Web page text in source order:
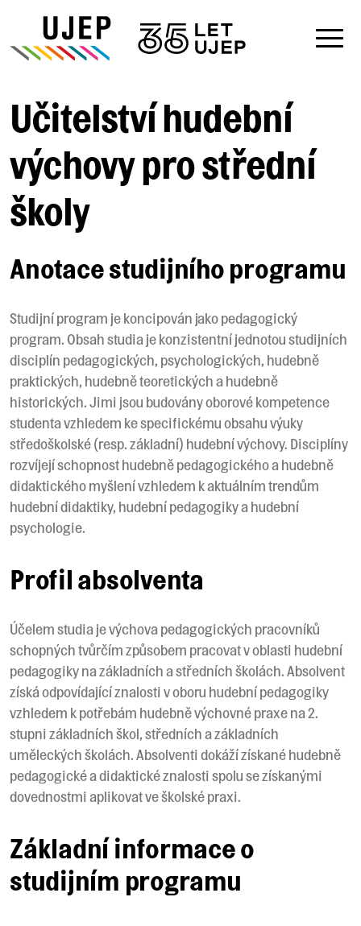
Učitelství hudební
výchovy pro střední
školy
Anotace studijního programu
Studijní program je koncipován jako pedagogický
program. Obsah studia je konzistentní jednotou studijních
disciplín pedagogických, psychologických, hudebně
praktických, hudebně teoretických a hudebně
historických. Jimi jsou budovány oborové kompetence
studenta vzhledem ke specifickému obsahu výuky
středoškolské (resp. základní) hudební výchovy. Disciplíny
rozvíjejí schopnost hudebně pedagogického a hudebně
didaktického myšlení vzhledem k aktuálním trendům
hudební didaktiky, hudební pedagogiky a hudební
psychologie.
Profil absolventa
Účelem studia je výchova pedagogických pracovníků
schopných tvůrčím způsobem pracovat v oblasti hudební
pedagogiky na základních a středních školách. Absolvent
získá odpovídající znalosti v oboru hudební pedagogiky
vzhledem k potřebám hudebně výchovné praxe na 2.
stupni základních škol, středních a základních
uměleckých školách. Absolventi dokáží získané hudebně
pedagogické a didaktické znalosti spolu se získanými
dovednostmi aplikovat ve školské praxi.
Základní informace o
studijním programu